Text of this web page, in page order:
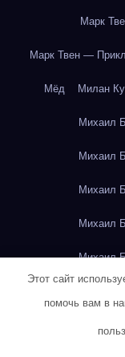
Марк
Марк Твен —
Мёд Милан
Михаил
Михаил
Михаил
Михаил
Михаил
Михаил
Этот сайт
помочь вам в